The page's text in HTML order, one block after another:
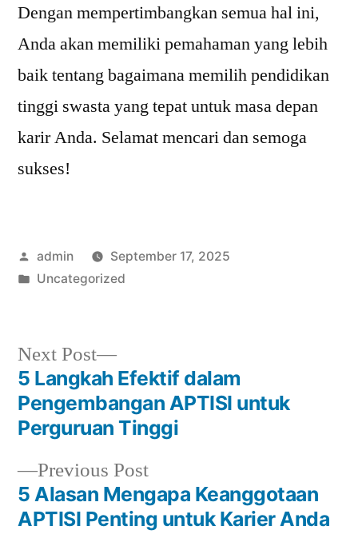
Dengan mempertimbangkan semua hal ini,
Anda akan memiliki pemahaman yang lebih
baik tentang bagaimana memilih pendidikan
tinggi swasta yang tepat untuk masa depan
karir Anda. Selamat mencari dan semoga
sukses!
Posted
by
admin
September 17, 2025
Posted
Uncategorized
Post
navigation
Previous PostPrevious
post:
5 Alasan Mengapa Keanggotaan
APTISI Penting untuk Karier Anda
Next Post
Next
post:
5 Langkah Efektif dalam
Pengembangan APTISI untuk
Perguruan Tinggi